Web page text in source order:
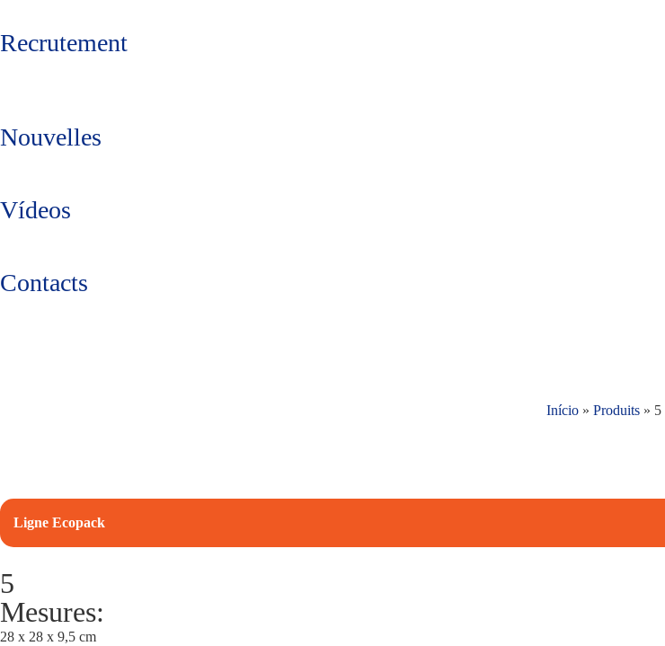
Recrutement
Nouvelles
Vídeos
Contacts
Início » Produits » 5
Ligne Ecopack
5
Mesures:
28 x 28 x 9,5 cm